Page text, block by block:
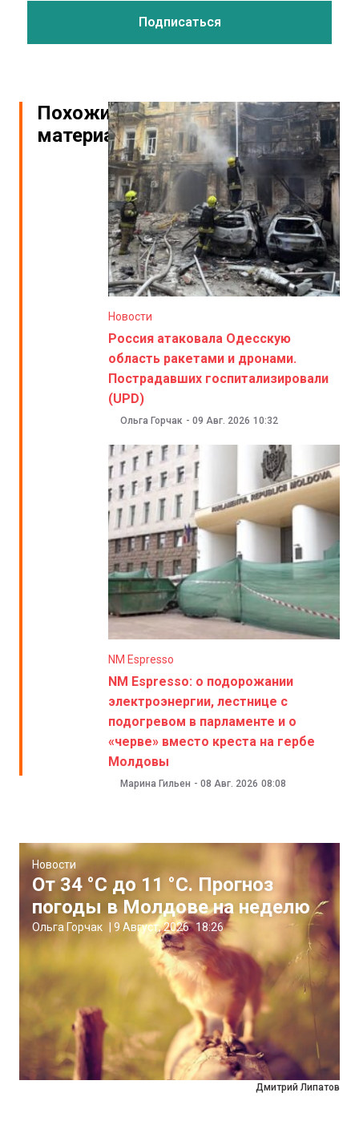
Похожие
материалы
Новости
Россия атаковала Одесскую
область ракетами и дронами.
Пострадавших госпитализировали
(UPD)
Ольга Горчак - 09 Авг. 2026 10:32
NM Espresso
NM Espresso: о подорожании
электроэнергии, лестнице с
подогревом в парламенте и о
«черве» вместо креста на гербе
Молдовы
Марина Гильен - 08 Авг. 2026 08:08
Дмитрий Липатов
Новости
От 34 °C до 11 °C. Прогноз
погоды в Молдове на неделю
Ольга Горчак 9 Август, 2026 18:26